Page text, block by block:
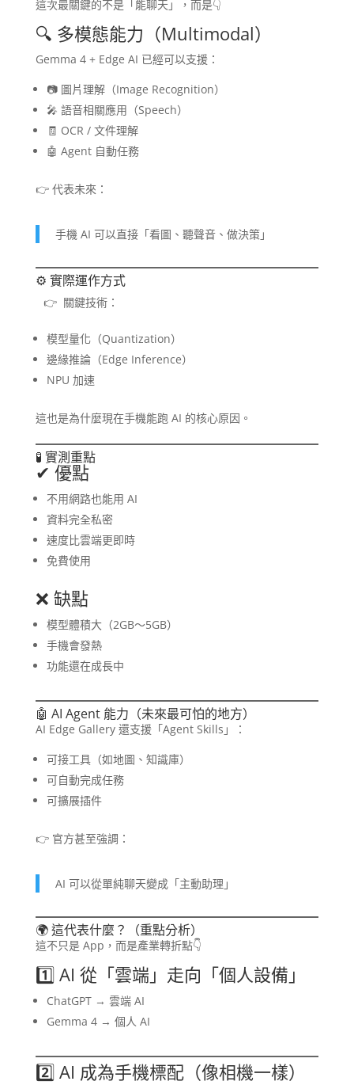
這次最關鍵的不是「能聊天」，而是👇
🔍 多模態能力（Multimodal）
Gemma 4 + Edge AI 已經可以支援：
📷 圖片理解（Image Recognition）
🎤 語音相關應用（Speech）
🧾 OCR / 文件理解
🤖 Agent 自動任務
👉 代表未來：
手機 AI 可以直接「看圖、聽聲音、做決策」
⚙️ 實際運作方式
👉 關鍵技術：
模型量化（Quantization）
邊緣推論（Edge Inference）
NPU 加速
這也是為什麼現在手機能跑 AI 的核心原因。
🧪 實測重點
✔ 優點
不用網路也能用 AI
資料完全私密
速度比雲端更即時
免費使用
❌ 缺點
模型體積大（2GB～5GB）
手機會發熱
功能還在成長中
🤖 AI Agent 能力（未來最可怕的地方）
AI Edge Gallery 還支援「Agent Skills」：
可接工具（如地圖、知識庫）
可自動完成任務
可擴展插件
👉 官方甚至強調：
AI 可以從單純聊天變成「主動助理」
🌍 這代表什麼？（重點分析）
這不只是 App，而是產業轉折點👇
1️⃣ AI 從「雲端」走向「個人設備」
ChatGPT → 雲端 AI
Gemma 4 → 個人 AI
2️⃣ AI 成為手機標配（像相機一樣）